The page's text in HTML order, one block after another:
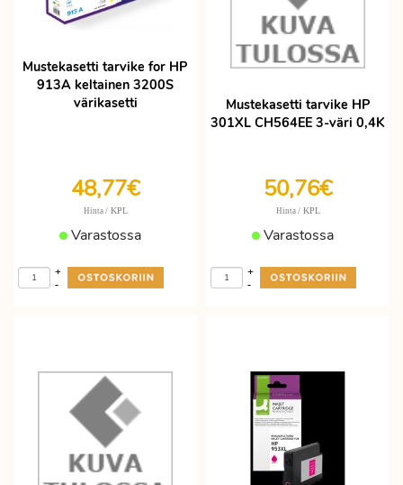
Mustekasetti tarvike for HP
913A keltainen 3200S
värikasetti
48,77€
Hinta / KPL
Varastossa
-
+
Mustekasetti tarvike HP
301XL CH564EE 3-väri 0,4K
50,76€
Hinta / KPL
Varastossa
-
+